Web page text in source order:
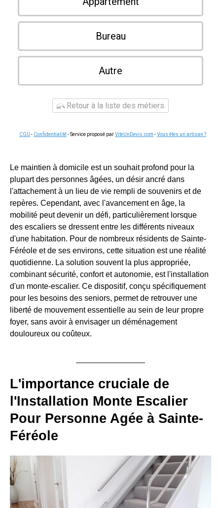
Bureau
Autre
Retour à la liste des métiers
CGU - Confidentialité- Service proposé parViteUnDevis.com -Vous êtes un artisan ?
Le maintien à domicile est un souhait profond pour la
plupart des personnes âgées, un désir ancré dans
l'attachement à un lieu de vie rempli de souvenirs et de
repères. Cependant, avec l'avancement en âge, la
mobilité peut devenir un défi, particulièrement lorsque
des escaliers se dressent entre les différents niveaux
d'une habitation. Pour de nombreux résidents de Sainte-
Féréole et de ses environs, cette situation est une réalité
quotidienne. La solution souvent la plus appropriée,
combinant sécurité, confort et autonomie, est l'installation
d'un monte-escalier. Ce dispositif, conçu spécifiquement
pour les besoins des seniors, permet de retrouver une
liberté de mouvement essentielle au sein de leur propre
foyer, sans avoir à envisager un déménagement
douloureux ou coûteux.
L'importance cruciale de
l'Installation Monte Escalier
Pour Personne Agée à Sainte-
Féréole